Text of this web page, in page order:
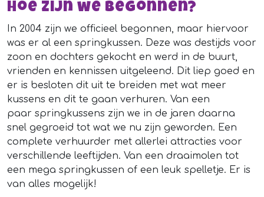
Hoe zijn we begonnen?
In 2004 zijn we officieel begonnen, maar hiervoor
was er al een springkussen. Deze was destijds voor
zoon en dochters gekocht en werd in de buurt,
vrienden en kennissen uitgeleend. Dit liep goed en
er is besloten dit uit te breiden met wat meer
kussens en dit te gaan verhuren. Van een
paar springkussens zijn we in de jaren daarna
snel gegroeid tot wat we nu zijn geworden. Een
complete verhuurder met allerlei attracties voor
verschillende leeftijden. Van een draaimolen tot
een mega springkussen of een leuk spelletje. Er is
van alles mogelijk!